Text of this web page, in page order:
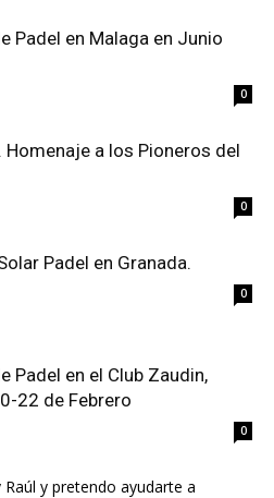
Padel en Malaga en Junio
0
Homenaje a los Pioneros del
0
Padel en Granada.
0
Padel en el Club Zaudin,
22 de Febrero
0
Raúl y pretendo ayudarte a